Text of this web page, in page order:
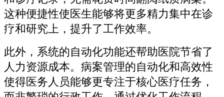
这种便捷性使医生能够将更多精力集中在诊
疗和研究上，提升了工作效率。
此外，系统的自动化功能还帮助医院节省了
人力资源成本。病案管理的自动化和高效性
使得医务人员能够更专注于核心医疗任务，